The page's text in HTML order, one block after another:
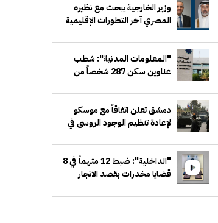
وزير الخارجية يبحث مع نظيره
المصري آخر التطورات الإقليمية
"المعلومات المدنية": شطب
عناوين سكن 287 شخصاً من
دمشق تعلن اتفاقاً مع موسكو
لإعادة تنظيم الوجود الروسي في
"الداخلية": ضبط 12 متهماً في 8
قضايا مخدرات بقصد الاتجار